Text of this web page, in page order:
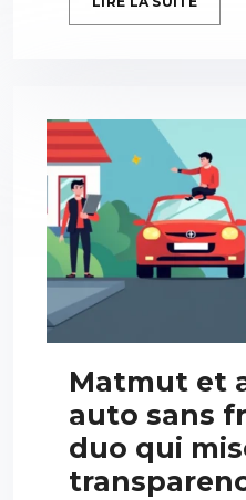
Matmut et
auto sans
duo qui